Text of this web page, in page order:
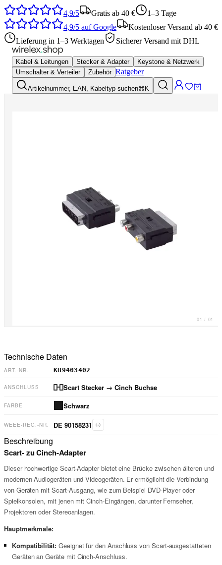
4,9/5 Gratis ab 40 €
1–3 Tage
4,9/5 auf Google
Kostenloser Versand ab 40 €
Lieferung in 1–3 Werktagen
Sicherer Versand mit DHL
Kabel & Leitungen Stecker & Adapter
Keystone & Netzwerk
Umschalter & Verteiler
Zubehör Ratgeber
Artikelnummer, EAN, Kabeltyp suchen⌘K
01 / 01
Technische Daten
ART.-NR. KB9403402
ANSCHLUSS Scart Stecker → Cinch Buchse
FARBE Schwarz
WEEE-REG.-NR. DE 90158231
Beschreibung
Scart- zu Cinch-Adapter
Dieser hochwertige Scart-Adapter bietet eine Brücke zwischen älteren und
modernen Audiogeräten und Videogeräten. Er ermöglicht die Verbindung
von Geräten mit Scart-Ausgang, wie zum Beispiel DVD-Player oder
Spielkonsolen, mit jenen mit Cinch-Eingängen, darunter Fernseher,
Projektoren oder Stereoanlagen.
Hauptmerkmale:
Kompatibilität: Geeignet für den Anschluss von Scart-ausgestatteten
Geräten an Geräte mit Cinch-Anschluss.